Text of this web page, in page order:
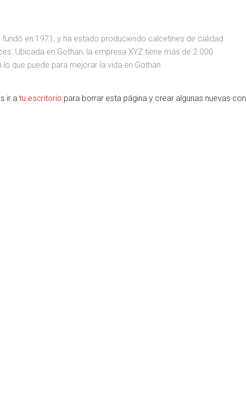
fundó en 1971, y ha estado produciendo calcetines de calidad
Ubicada en Gothan, la empresa XYZ tiene más de 2.000
que puede para mejorar la vida en Gothan
ir a tu escritorio para borrar esta página y crear algunas nuevas con